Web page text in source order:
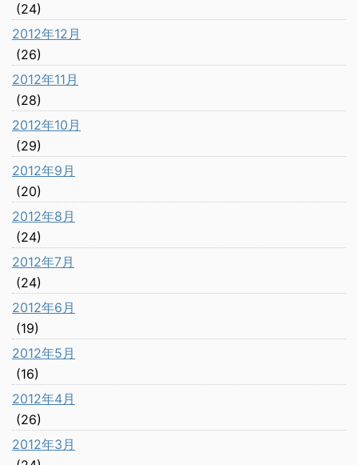
(24)
2012年12月
(26)
2012年11月
(28)
2012年10月
(29)
2012年9月
(20)
2012年8月
(24)
2012年7月
(24)
2012年6月
(19)
2012年5月
(16)
2012年4月
(26)
2012年3月